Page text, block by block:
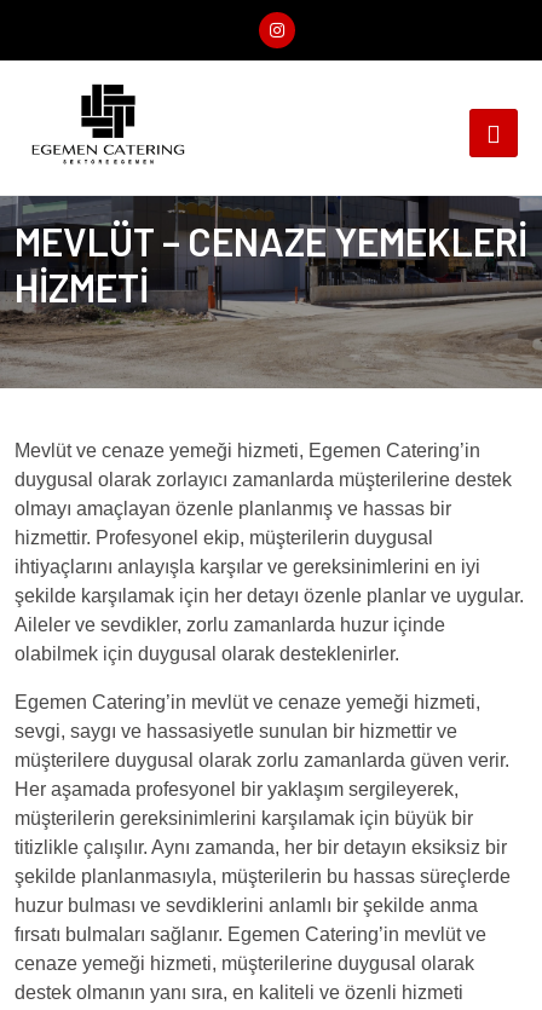
MEVLÜT – CENAZE YEMEKLERİ
HİZMETİ
Mevlüt ve cenaze yemeği hizmeti, Egemen Catering’in
duygusal olarak zorlayıcı zamanlarda müşterilerine destek
olmayı amaçlayan özenle planlanmış ve hassas bir
hizmettir. Profesyonel ekip, müşterilerin duygusal
ihtiyaçlarını anlayışla karşılar ve gereksinimlerini en iyi
şekilde karşılamak için her detayı özenle planlar ve uygular.
Aileler ve sevdikler, zorlu zamanlarda huzur içinde
olabilmek için duygusal olarak desteklenirler.
Egemen Catering’in mevlüt ve cenaze yemeği hizmeti,
sevgi, saygı ve hassasiyetle sunulan bir hizmettir ve
müşterilere duygusal olarak zorlu zamanlarda güven verir.
Her aşamada profesyonel bir yaklaşım sergileyerek,
müşterilerin gereksinimlerini karşılamak için büyük bir
titizlikle çalışılır. Aynı zamanda, her bir detayın eksiksiz bir
şekilde planlanmasıyla, müşterilerin bu hassas süreçlerde
huzur bulması ve sevdiklerini anlamlı bir şekilde anma
fırsatı bulmaları sağlanır. Egemen Catering’in mevlüt ve
cenaze yemeği hizmeti, müşterilerine duygusal olarak
destek olmanın yanı sıra, en kaliteli ve özenli hizmeti